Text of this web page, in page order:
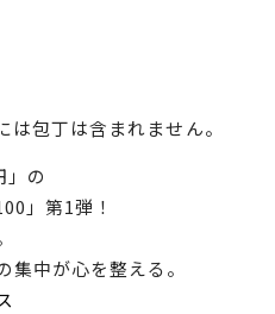
包丁は含まれません。
」の
」第1弾！
中が心を整える。